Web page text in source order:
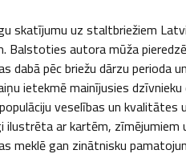
skatījumu uz staltbriežiem
Balstoties autora mūža
pēc briežu dārzu perioda
ietekmē mainījusies
veselības un
ilustrēta ar kartēm,
meklē gan zinātnisku